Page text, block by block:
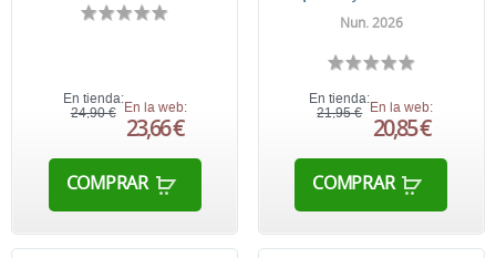
En tienda:
24,90 € En la web:
23,66 €
COMPRAR
Nun. 2026
En tienda:
21,95 € En la web:
20,85 €
COMPRAR